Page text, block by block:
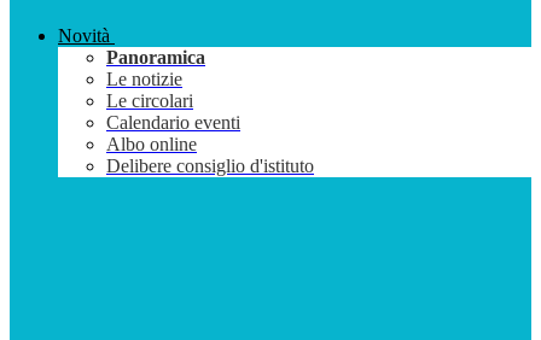
Novità
Panoramica
Le notizie
Le circolari
Calendario eventi
Albo online
Delibere consiglio d'istituto